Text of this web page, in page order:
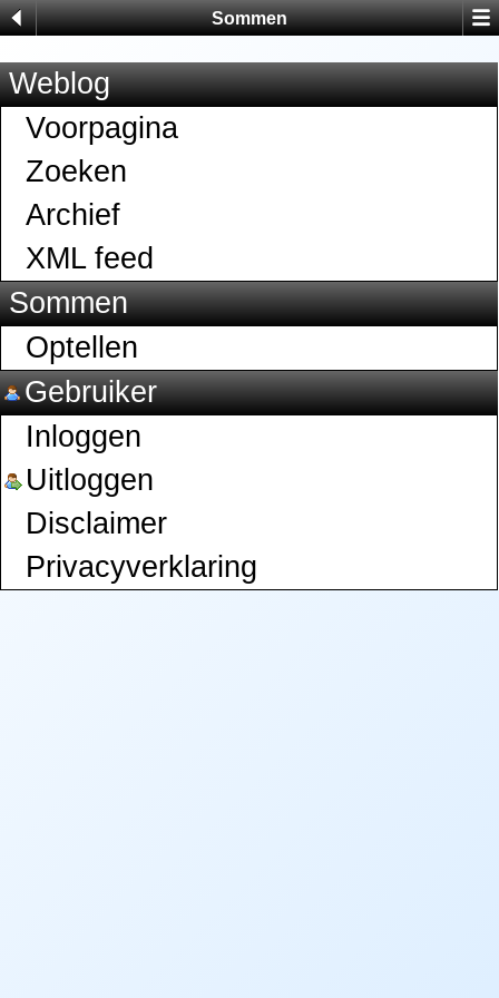
Sommen
Weblog
Voorpagina
Zoeken
Archief
XML feed
Sommen
Optellen
Gebruiker
Inloggen
Uitloggen
Disclaimer
Privacy­verklaring